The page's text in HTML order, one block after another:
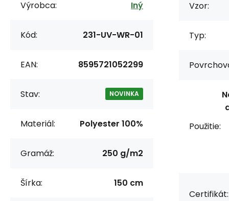
Výrobca: Iný
Kód: 231-UV-WR-01
EAN: 8595721052299
Stav: NOVINKA
Materiál: Polyester 100%
Gramáž: 250 g/m2
Šírka: 150 cm
Vzor:
Typ:
Použitie:
Certifikát: